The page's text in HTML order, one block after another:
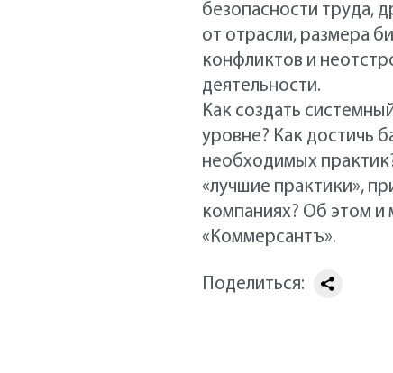
безопасности труда,
от отрасли, размера
конфликтов и
деятельности.
Как создать
уровне? Как достичь
необходимых
«лучшие практики»,
компаниях? Об этом
«Коммерсантъ».
Поделиться: